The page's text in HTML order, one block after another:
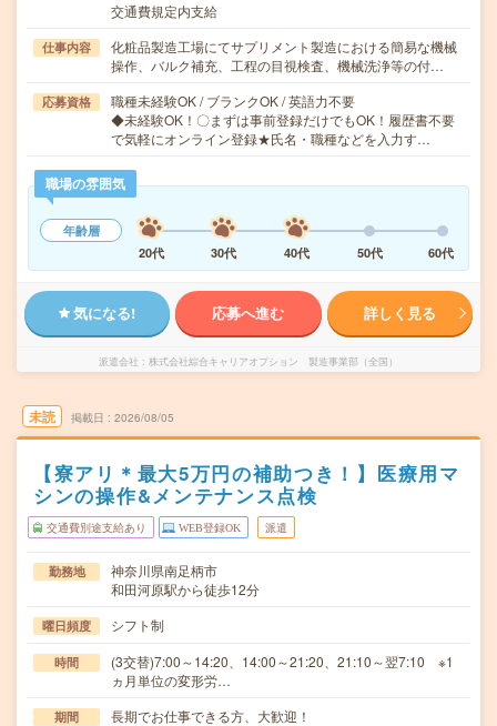
交通費規定内支給
仕事内容
化粧品製造工場にてサプリメント製造における簡易な機械
操作、バルク補充、工程の目視検査、機械洗浄等の付…
応募資格
職種未経験OK / ブランクOK / 英語力不要
◆未経験OK！〇まずは事前登録だけでもOK！履歴書不要
で気軽にオンライン登録★氏名・職種などを入力す…
職場の雰囲気
年齢層
20代
30代 40代 50代 60代
気になる! 応募へ進む 詳しく見る
派遣会社 株式会社綜合キャリアオプション 製造事業部（全国）
未読 掲載日 2026/08/05
【寮アリ＊最大5万円の補助つき！】医療用マ
シンの操作&メンテナンス点検
交通費別途支給あり WEB登録OK 派遣
勤務地
神奈川県南足柄市
和田河原駅から徒歩12分
曜日頻度 シフト制
時間
(3交替)7:00～14:20、14:00～21:20、21:10～翌7:10 ※1
ヵ月単位の変形労…
期間 長期でお仕事できる方、大歓迎！